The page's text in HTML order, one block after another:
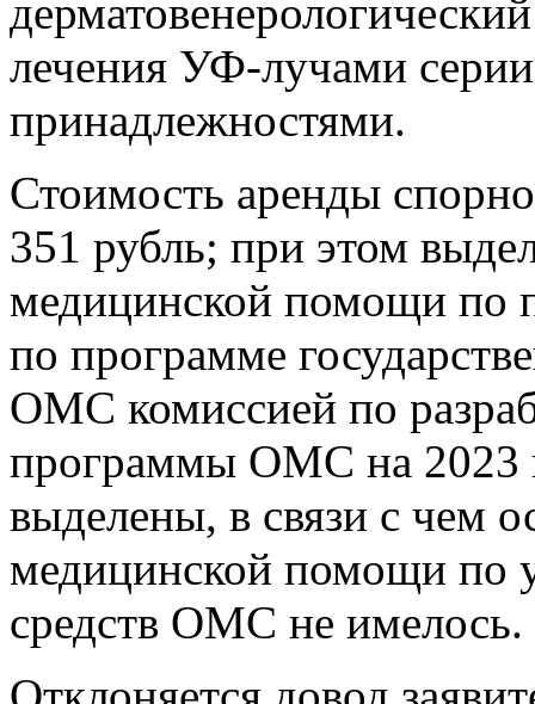
лечения УФ-лучами
принадлежностями.
Стоимость аренды
351 рубль; при этом
медицинской помощи по
по программе
ОМС комиссией по
программы ОМС на 2023
выделены, в связи с чем
медицинской помощи по
средств ОМС не имелось.